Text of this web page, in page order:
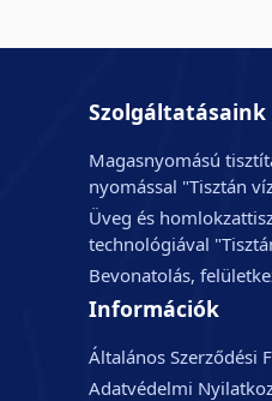
Szolgáltatásaink
Magasnyomású
nyomással "Tisztán
Üveg és
technológiával
Bevonatolás,
Információk
Általános Szerződési
Adatvédelmi